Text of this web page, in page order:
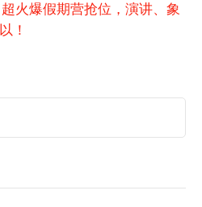
火爆假期营抢位，演讲、象
！